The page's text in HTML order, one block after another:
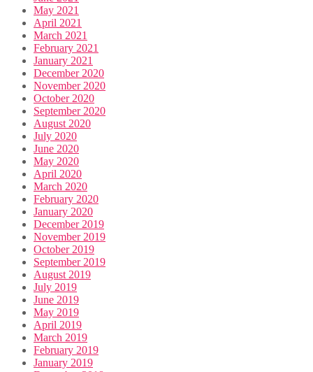
May 2021
April 2021
March 2021
February 2021
January 2021
December 2020
November 2020
October 2020
September 2020
August 2020
July 2020
June 2020
May 2020
April 2020
March 2020
February 2020
January 2020
December 2019
November 2019
October 2019
September 2019
August 2019
July 2019
June 2019
May 2019
April 2019
March 2019
February 2019
January 2019